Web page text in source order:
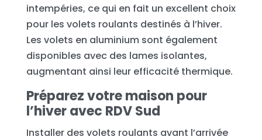
intempéries, ce qui en fait un excellent choix
pour les volets roulants destinés à l’hiver.
Les volets en aluminium sont également
disponibles avec des lames isolantes,
augmentant ainsi leur efficacité thermique.
Préparez votre maison pour
l’hiver avec RDV Sud
Installer des volets roulants avant l’arrivée